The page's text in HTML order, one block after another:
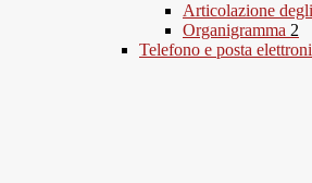
Articolazione
Organigramma 2
Telefono e posta